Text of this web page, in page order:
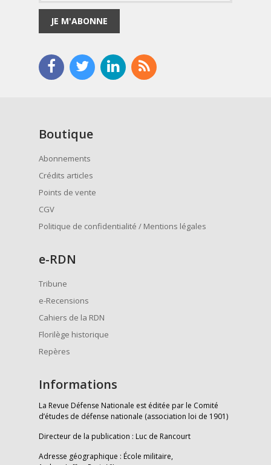
JE M'ABONNE
Boutique
Abonnements
Crédits articles
Points de vente
CGV
Politique de confidentialité / Mentions légales
e-RDN
Tribune
e-Recensions
Cahiers de la RDN
Florilège historique
Repères
Informations
La Revue Défense Nationale est éditée par le Comité
d’études de défense nationale (association loi de 1901)
Directeur de la publication : Luc de Rancourt
Adresse géographique : École militaire,